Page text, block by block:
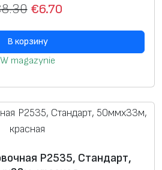
8.30 €6.70
В корзину
W magazynie
P2535, Стандарт,